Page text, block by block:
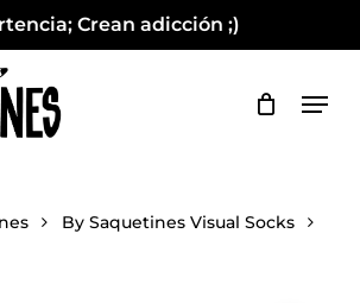
Crean adicción ;)
en España
Close
By Saquetines Visual Socks
Menu